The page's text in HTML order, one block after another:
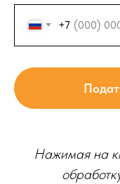
+7
Нажимая на